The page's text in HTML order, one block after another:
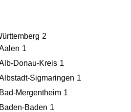
2
1
Donau-Kreis 1
Sigmaringen 1
Bad-Mergentheim 1
Baden-Baden 1